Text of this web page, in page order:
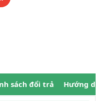
sách đổi trả Hướng